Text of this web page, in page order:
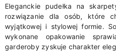
Eleganckie pudełka na
rozwiązanie dla osób, które
wyjątkowej i stylowej formie.
wykonane opakowanie
garderoby zyskuje charakter